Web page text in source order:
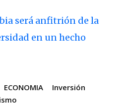
será anfitrión de la
en un hecho
ECONOMIA
Inversión